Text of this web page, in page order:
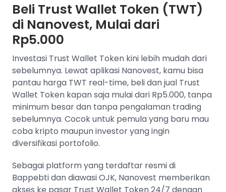
Beli Trust Wallet Token (TWT)
di Nanovest, Mulai dari
Rp5.000
Investasi Trust Wallet Token kini lebih mudah dari
sebelumnya. Lewat aplikasi Nanovest, kamu bisa
pantau harga TWT real-time, beli dan jual Trust
Wallet Token kapan saja mulai dari Rp5.000, tanpa
minimum besar dan tanpa pengalaman trading
sebelumnya. Cocok untuk pemula yang baru mau
coba kripto maupun investor yang ingin
diversifikasi portofolio.
Sebagai platform yang terdaftar resmi di
Bappebti dan diawasi OJK, Nanovest memberikan